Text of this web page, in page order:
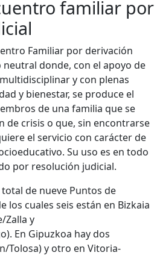
familiar por
Familiar por derivación
donde, con el apoyo de
y con plenas
y bienestar, se produce el
de una familia que se
de crisis o que, sin encontrarse
el servicio con carácter de
Su uso es en todo
por resolución judicial.
total de nueve Puntos de
los cuales seis están en Bizkaia
Zalla y
En Gipuzkoa hay dos
Tolosa) y otro en Vitoria-